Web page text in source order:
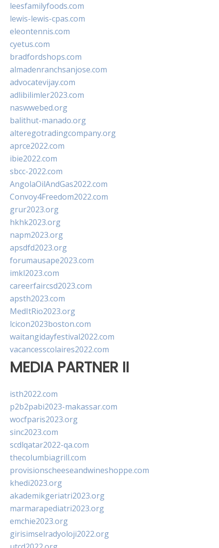
leesfamilyfoods.com
lewis-lewis-cpas.com
eleontennis.com
cyetus.com
bradfordshops.com
almadenranchsanjose.com
advocatevijay.com
adlibilimler2023.com
naswwebed.org
balithut-manado.org
alteregotradingcompany.org
aprce2022.com
ibie2022.com
sbcc-2022.com
AngolaOilAndGas2022.com
Convoy4Freedom2022.com
grur2023.org
hkhk2023.org
napm2023.org
apsdfd2023.org
forumausape2023.com
imkl2023.com
careerfaircsd2023.com
apsth2023.com
MedItRio2023.org
lcicon2023boston.com
waitangidayfestival2022.com
vacancesscolaires2022.com
MEDIA PARTNER II
isth2022.com
p2b2pabi2023-makassar.com
wocfparis2023.org
sinc2023.com
scdlqatar2022-qa.com
thecolumbiagrill.com
provisionscheeseandwineshoppe.com
khedi2023.org
akademikgeriatri2023.org
marmarapediatri2023.org
emchie2023.org
girisimselradyoloji2022.org